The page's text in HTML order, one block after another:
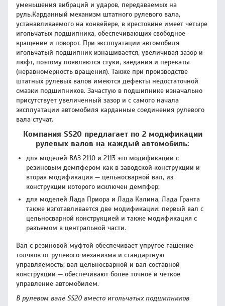
уменьшения вибраций и ударов, передаваемых на
руль.Карданный механизм штатного рулевого вала,
устанавливаемого на конвейере, в крестовине имеет четыре
игольчатых подшипника, обеспечивающих свободное
вращение и поворот. При эксплуатации автомобиля
игольчатый подшипник изнашивается, увеличивая зазор и
люфт, поэтому появляются стуки, заедания и перекаты
(неравномерность вращения). Также при производстве
штатных рулевых валов имеются дефекты недостаточной
смазки подшипников. Зачастую в подшипнике изначально
присутствует увеличенный зазор и с самого начала
эксплуатации автомобиля карданные соединения рулевого
вала стучат.
Компания SS20 предлагает по 2 модификации
рулевых валов на каждый автомобиль:
для моделей ВАЗ 2110 и 2113 это модификации с
резиновым демпфером как в заводской конструкции и
вторая модификация — цельносварной вал, из
конструкции которого исключен демпфер;
для моделей Лада Приора и Лада Калина, Лада Гранта
также изготавливается две модификации: первый вал с
цельносварной конструкцией и также модификация с
разъемом в центральной части.
Вал с резиновой муфтой обеспечивает упругое гашение
толчков от рулевого механизма и стандартную
управляемость; вал цельносварной и вал составной
конструкции — обеспечивают более точное и четкое
управление автомобилем.
В рулевом вале SS20 вместо игольчатых подшипников